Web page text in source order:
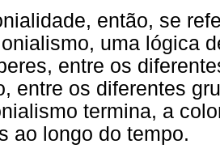
então, se
uma lógica
entre os
entre os diferentes
termina, a
ao longo do tempo.